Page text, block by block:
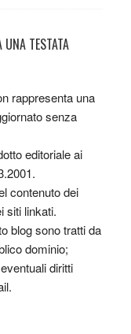
UNA TESTATA
rappresenta una
senza
editoriale ai
contenuto dei
siti linkati.
blog sono tratti da
dominio;
diritti